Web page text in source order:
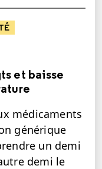
et baisse
médicaments
générique
un demi
demi le